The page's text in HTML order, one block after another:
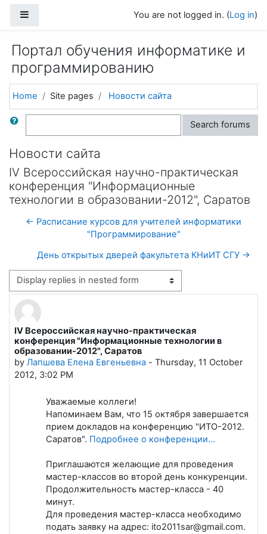
You are not logged in. (Log in)
Портал обучения информатике и
программированию
Home Site pages Новости сайта
Search Search forums
Новости сайта
IV Всероссийская научно-практическая
конференция "Информационные
технологии в образовании-2012", Саратов
← Расписание курсов для учителей информатики
"Программирование"
День открытых дверей факультета КНиИТ СГУ →
Display mode
IV Всероссийская научно-практическая
конференция "Информационные технологии в
образовании-2012", Саратов
by Лапшева Елена Евгеньевна - Thursday, 11 October
2012, 3:02 PM
Number of replies: 0
Уважаемые коллеги!
Напоминаем Вам, что 15 октября завершается
прием докладов на конференцию "ИТО-2012.
Саратов". Подробнее о конференции...
Приглашаются желающие для проведения
мастер-классов во второй день конкуренции.
Продолжительность мастер-класса - 40
минут.
Для проведения мастер-класса необходимо
подать заявку на адрес: ito2011sar@gmail.com.